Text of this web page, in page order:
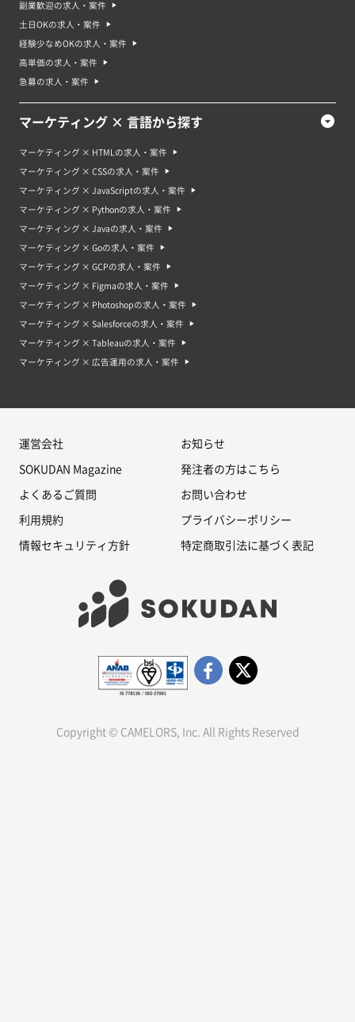
マーケティングは、ビジネスの成功に欠かせない重要な要素です。そのた
め、マーケティング案件や求人は将来的にも常に求められると考えられま
が生み出されることもあります。そのため、マーケティング業界で働く人は
常に新しい知識を吸収し、自分自身をアップデートすることが求められま
・マーケティングアシスタントやインターンとして、基本的なマーケティン
タを分析し、マーケティング戦略を立案する。
ーケティングチームを管理する。
定し、大規模なプロモーションやイベントを企画する。
・CMO（Chief Marketing Officer）やCEOとして、企業のブランドやマーケ
ティング戦略を決定し、業界をリードする。
マーケティング案件・求人のよくある質問
A. マーケティングの中でも案件によって仕事内容が異なり、求められるスキ
ルは異なります。求人の必須要件を確認してみてください。
Q. マーケティング案件で働くチームのサイズはどのくらいですか？
A. 企業の組織体制や案件のプロジェクト体制によってチームの人数は異なり
ものもあります。
A. 案件によりますが、リモートが可能なものが増えています。Webマーケテ
れるため、資格を求められることは少ないです。
Q. マーケティング案件では、どのようなキャリアアップが可能ですか？
A. マーケティング全体戦略やサービス企画まで行うゼネラリストか、一つの
マーケティングの分野を極めるスペシャリストのキャリアかが一般的でしょ
め、自身の長期的なキャリアを見据えて案件を選ぶことが重要です。
副業歓迎の求人・案件
土日OKの求人・案件
経験少なめOKの求人・案件
高単価の求人・案件
急募の求人・案件
マーケティング × 言語から探す
マーケティング × HTMLの求人・案件
マーケティング × CSSの求人・案件
マーケティング × JavaScriptの求人・案件
マーケティング × Pythonの求人・案件
マーケティング × Javaの求人・案件
マーケティング × Goの求人・案件
マーケティング × GCPの求人・案件
マーケティング × Figmaの求人・案件
マーケティング × Photoshopの求人・案件
マーケティング × Salesforceの求人・案件
マーケティング × Tableauの求人・案件
マーケティング × 広告運用の求人・案件
運営会社 お知らせ
SOKUDAN Magazine 発注者の方はこちら
よくあるご質問 お問い合わせ
利用規約 プライバシーポリシー
情報セキュリティ方針 特定商取引法に基づく表記
Copyright © CAMELORS, Inc. All Rights Reserved